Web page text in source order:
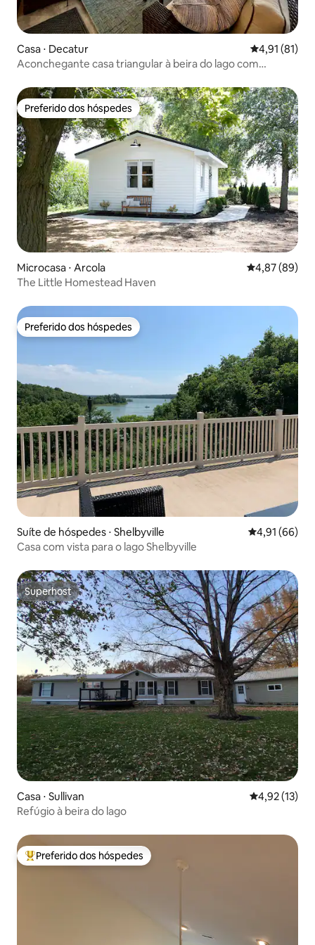
Casa ⋅ Decatur 4,91 de uma
4,91 (81)
Aconchegante casa triangular à beira do lago com
Preferido dos hóspedes
Preferido dos hóspedes
Microcasa ⋅ Arcola 4,87 de uma
4,87 (89)
The Little Homestead Haven
Preferido dos hóspedes
Preferido dos hóspedes
Suíte de hóspedes ⋅ Shelbyville 4,91 de uma
4,91 (66)
Casa com vista para o lago Shelbyville
Superhost
Superhost
Casa ⋅ Sullivan 4,92 de uma
4,92 (13)
Refúgio à beira do lago
Entre os melhores preferidos dos hóspedes
Preferido dos hóspedes